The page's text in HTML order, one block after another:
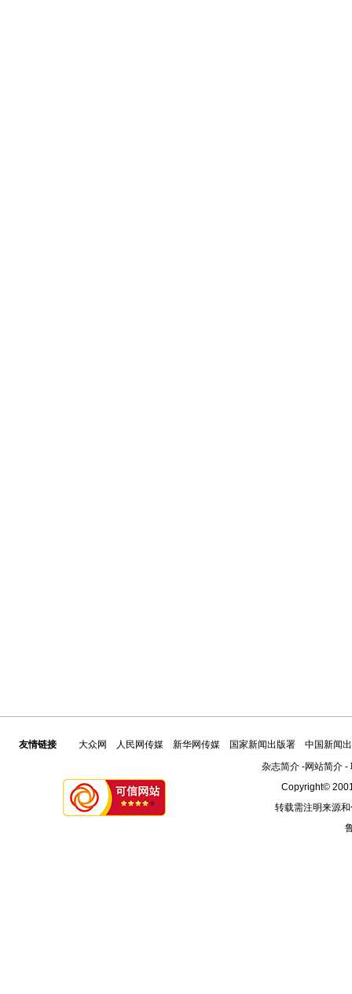
友情链接 大众网 人民网传媒 新华网传媒 国家新闻出版署
中国新闻
杂志简介-网站简介-
Copyright©
转载需注明来源